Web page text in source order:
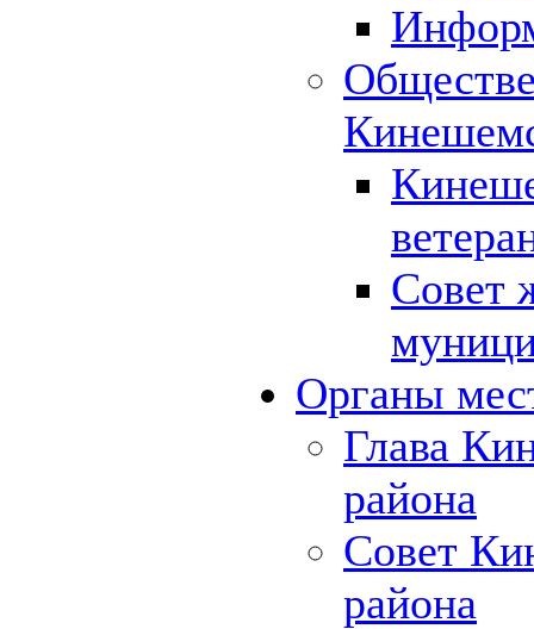
Совет
Органы
Глава
района
Совет
района